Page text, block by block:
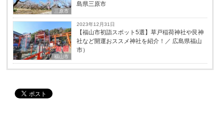
三原市
島県三原市
福山市
2023年12月31日
【福山市初詣スポット5選】草戸稲荷神社や艮神
社など開運おススメ神社を紹介！／ 広島県福山
市）